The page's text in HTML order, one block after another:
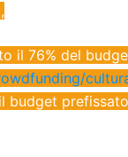
il 76% del
budget